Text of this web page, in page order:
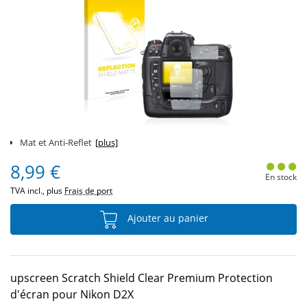
Mat et Anti-Reflet [plus]
8,99 €
TVA incl., plus Frais de port
En stock
Ajouter au panier
upscreen Scratch Shield Clear Premium Protection
d'écran pour Nikon D2X